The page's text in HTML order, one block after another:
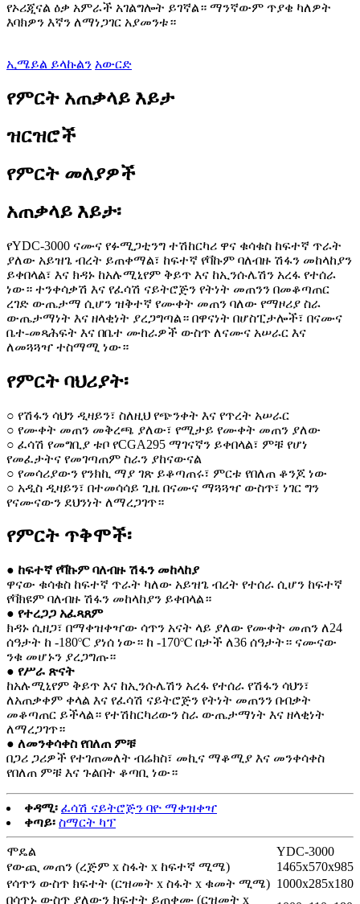
የኦሪጂናል ዕቃ አምራች አገልግሎት ይገኛል። ማንኛውም ጥያቄ ካለዎት
እባክዎን እኛን ለማነጋገር አያመንቱ።
ኢሜይል ይላኩልን አውርድ
የምርት አጠቃላይ እይታ
ዝርዝሮች
የምርት መለያዎች
አጠቃላይ እይታ፡
የYDC-3000 ናሙና የፉሚጋቲንግ ተሽከርካሪ ዋና ቁሳቁስ ከፍተኛ ጥራት
ያለው አይዝጌ ብረት ይጠቀማል፣ ከፍተኛ የቫኩም ባለብዙ ሽፋን መከላከያን
ይቀበላል፣ እና ክዳኑ ከአሉሚኒየም ቅይጥ እና ከኢንሱሌሽን አረፋ የተሰራ
ነው። ተንቀሳቃሽ እና የፈሳሽ ናይትሮጅን የትነት መጠንን በመቆጣጠር
ረገድ ውጤታማ ሲሆን ዝቅተኛ የሙቀት መጠን ባለው የማዞሪያ ስራ
ውጤታማነት እና ዘላቂነት ያረጋግጣል። በዋናነት በሆስፒታሎች፣ በናሙና
ቤተ-መጻሕፍት እና በቤተ ሙከራዎች ውስጥ ለናሙና አሠራር እና
ለመጓጓዣ ተስማሚ ነው።
የምርት ባህሪያት፡
○ የሽፋን ሳህን ዲዛይን፣ ስለዚህ የጭንቀት እና የጥረት አሠራር
○ የሙቀት መጠን መቅረጫ ያለው፣ የሚታይ የሙቀት መጠን ያለው
○ ፈሳሽ የመግቢያ ቱቦ የCGA295 ማገናኛን ይቀበላል፣ ምቹ የሆነ
የመፈታትና የመገጣጠም ስራን ያከናውናል
○ የመሳሪያውን የንክኪ ማያ ገጽ ይቆጣጠሩ፣ ምርቱ የበለጠ ቆንጆ ነው
○ አዲስ ዲዛይን፣ በተመሳሳይ ጊዜ በናሙና ማጓጓዣ ውስጥ፣ ነገር ግን
የናሙናውን ደህንነት ለማረጋገጥ።
የምርት ጥቅሞች፡
● ከፍተኛ የቫኩም ባለብዙ ሽፋን መከላከያ
ዋናው ቁሳቁስ ከፍተኛ ጥራት ካለው አይዝጌ ብረት የተሰራ ሲሆን ከፍተኛ
የቫክዩም ባለብዙ ሽፋን መከላከያን ይቀበላል።
● የተረጋጋ አፈጻጸም
ክዳኑ ሲዘጋ፣ በማቀዝቀዣው ሳጥን አናት ላይ ያለው የሙቀት መጠን ለ24
ሰዓታት ከ -180℃ ያነሰ ነው። ከ -170℃ በታች ለ36 ሰዓታት። ናሙናው
ንቁ መሆኑን ያረጋግጡ።
● የሥራ ጽናት
ከአሉሚኒየም ቅይጥ እና ከኢንሱሌሽን አረፋ የተሰራ የሽፋን ሳህን፣
ለአጠቃቀም ቀላል እና የፈሳሽ ናይትሮጅን የትነት መጠንን በብቃት
መቆጣጠር ይችላል። የተሽከርካሪውን ስራ ውጤታማነት እና ዘላቂነት
ለማረጋገጥ።
● ለመንቀሳቀስ የበለጠ ምቹ
በጋሪ ጋሪዎች የተገጠመለት ብሬክስ፣ መኪና ማቆሚያ እና መንቀሳቀስ
የበለጠ ምቹ እና ጉልበት ቆጣቢ ነው።
ቀዳሚ፡ ፈሳሽ ናይትሮጅን ባዮ ማቀዝቀዣ
ቀጣይ፡ ስማርት ካፕ
ሞዴል
YDC-3000
የውጪ መጠን (ረጅም x ስፋት x ከፍተኛ ሚሜ)
1465x570x985
የሳጥን ውስጥ ክፍተት (ርዝመት x ስፋት x ቁመት ሚሜ) 1000x285x180
በሳጥኑ ውስጥ ያለውን ክፍተት ይጠቀሙ (ርዝመት x